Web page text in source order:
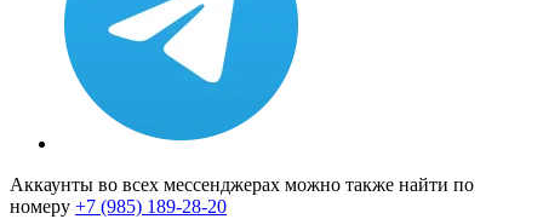
Аккаунты во всех мессенджерах можно также найти по
номеру +7 (985) 189-28-20